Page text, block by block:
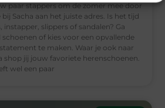
paar stappers om de zomer mee door
Sacha aan het juiste adres. Is het tijd
instapper, slippers of sandalen? Ga
of kies voor een opvallende
te maken. Waar je ook naar
shop jij jouw favoriete herenschoenen.
wel een paar